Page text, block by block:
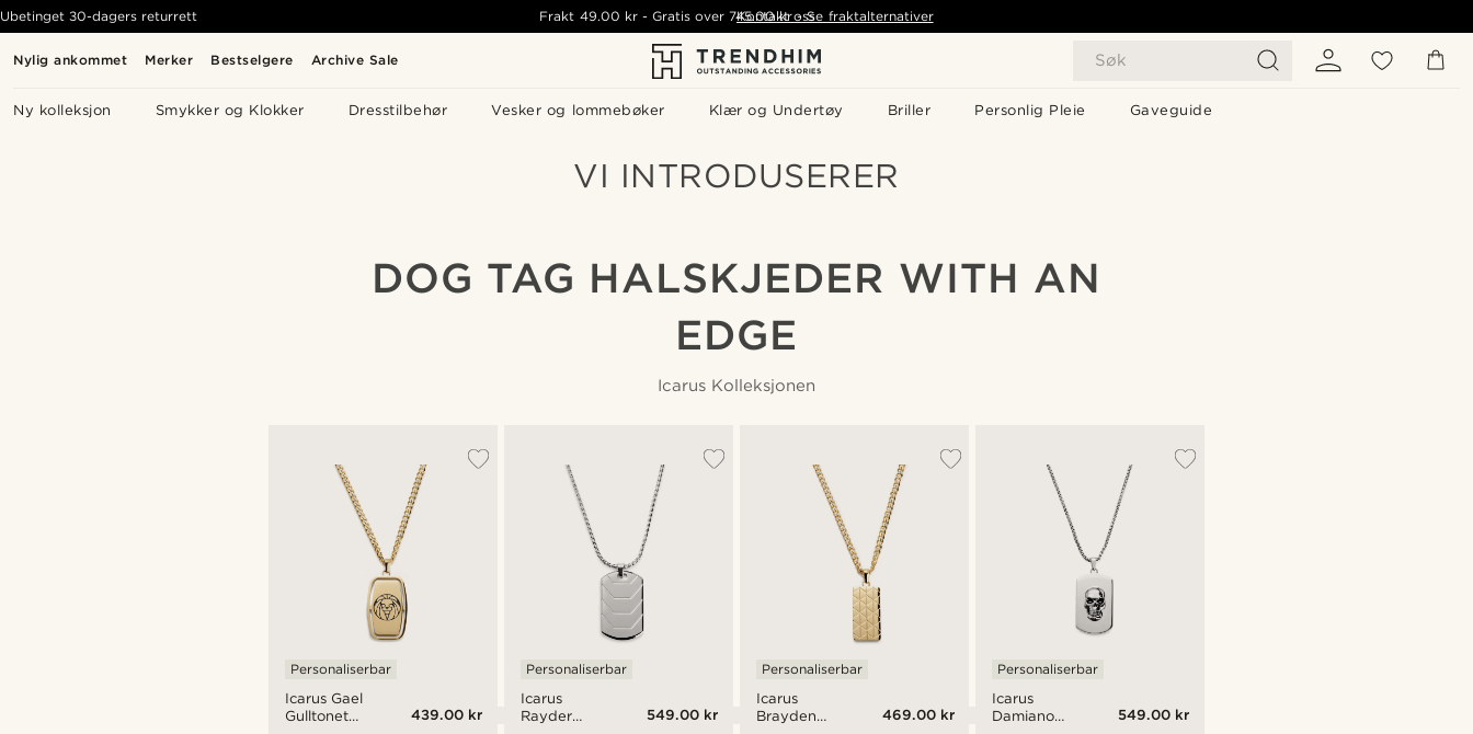
Nylig ankommet Merker Bestselgere Archive Sale Søk
Ny kolleksjon Smykker og Klokker Dresstilbehør Vesker og lommebøker Klær og Undertøy Briller Personlig Pleie Gaveguide
Ubetinget 30-dagers returrett Frakt 49.00 kr- Gratis over 745.00 kr - Se fraktalternativer
Kontakt oss
VI INTRODUSERER
DOG TAG HALSKJEDER WITH AN
EDGE
Icarus Kolleksjonen
Icarus Gael
Gulltonet
Personaliserbar
439.00 kr
Icarus
Rayder
Personaliserbar
549.00 kr
Icarus
Brayden
Personaliserbar
469.00 kr
Icarus
Damiano
Personaliserbar
549.00 kr